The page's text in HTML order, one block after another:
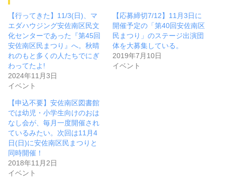
【行ってきた】11/3(日)、マ
エダハウジング安佐南区民文
化センターであった『第45回
安佐南区民まつり』へ。秋晴
れのもと多くの人たちでにぎ
わってたよ!
2024年11月3日
イベント
【応募締切7/12】11月3日に
開催予定の「第40回安佐南区
民まつり」のステージ出演団
体を大募集している。
2019年7月10日
イベント
【申込不要】安佐南区図書館
では幼児・小学生向けのおは
なし会が、毎月一度開催され
ているみたい。次回は11月4
日(日)に安佐南区民まつりと
同時開催！
2018年11月2日
イベント